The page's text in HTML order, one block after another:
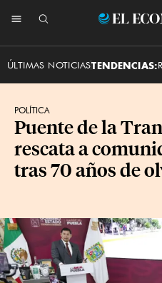
ÚLTIMAS NOTICIASTENDENCIAS:
POLÍTICA
Puente de la
rescata a
tras 70 años de